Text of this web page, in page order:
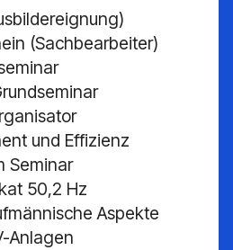
(Sachbearbeiter)
und Effizienz
Seminar
50,2 Hz
Aspekte
Anlagen